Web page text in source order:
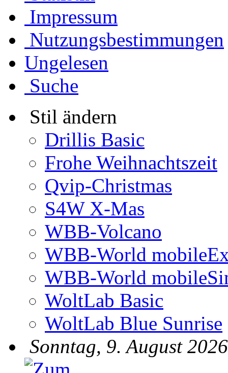
Impressum
Nutzungsbestimmungen
Ungelesen
Suche
Stil ändern
Drillis Basic
Frohe Weihnachtszeit
Qvip-Christmas
S4W X-Mas
WBB-Volcano
WBB-World
WBB-World
WoltLab Basic
WoltLab Blue Sunrise
Sonntag, 9. August